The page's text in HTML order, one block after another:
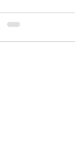
se termine
l'animation et
festival nous